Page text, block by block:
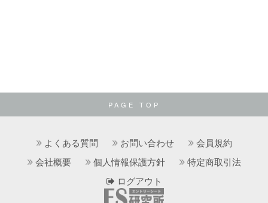
PAGE TOP
よくある質問 お問い合わせ
会員規約
会社概要
個人情報保護方針
特定商取引法
ログアウト